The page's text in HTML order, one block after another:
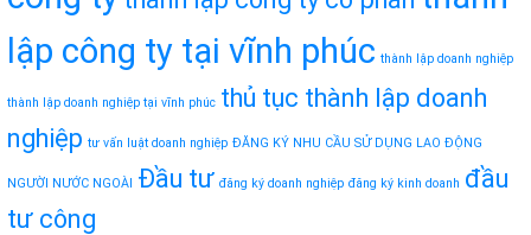
lập công ty tại vĩnh phúc thành lập doanh nghiệp
thành lập doanh nghiệp tại vĩnh phúc thủ tục thành lập doanh
nghiệp tư vấn luật doanh nghiệp ĐĂNG KÝ NHU CẦU SỬ DỤNG LAO ĐỘNG
NGƯỜI NƯỚC NGOÀI Đầu tư đăng ký doanh nghiệp đăng ký kinh doanh đầu
tư công